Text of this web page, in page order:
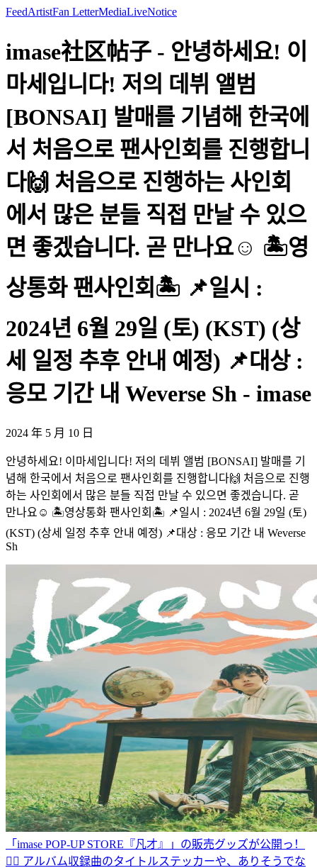
FeedArtistFan LetterMediaLiveNotice
imase社区帖子 - 안녕하세요! 이
마세입니다! 저의 데뷔 앨범
[BONSAI] 발매를 기념해 한국에
서 처음으로 팬사인회를 진행합니
다🙌 처음으로 진행하는 사인회
에서 많은 분들 직접 만날 수 있으
면 좋겠습니다. 곧 만나요☺️ 🏝영
상통화 팬사인회🏝 📌일시 :
2024년 6월 29일 (토) (KST) (상
세 일정 추후 안내 예정) 📌대상 :
응모 기간 내 Weverse Sh - imase
2024 年 5 月 10 日
안녕하세요! 이마세입니다! 저의 데뷔 앨범 [BONSAI] 발매를 기
념해 한국에서 처음으로 팬사인회를 진행합니다🙌 처음으로 진행
하는 사인회에서 많은 분들 직접 만날 수 있으면 좋겠습니다. 곧
만나요☺️ 🏝영상통화 팬사인회🏝 📌일시 : 2024년 6월 29일 (토)
(KST) (상세 일정 추후 안내 예정) 📌대상 : 응모 기간 내 Weverse
Sh
「imase POP-UP STORE『凡才』」の販売グッズが公開っ！
✌🏼 アルバム収録曲のタイトルステッカーや、ありそうでな